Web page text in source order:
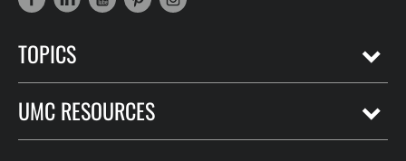
TOPICS
UMC RESOURCES